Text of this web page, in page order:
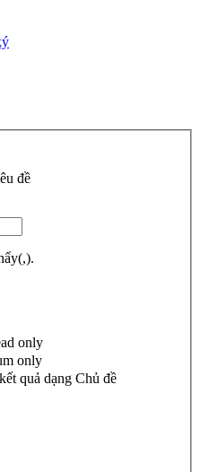
đề
only
only
quả dạng Chủ đề